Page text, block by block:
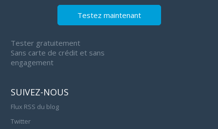
Testez maintenant
Tester gratuitement
Sans carte de crédit et sans
engagement
SUIVEZ-NOUS
Flux RSS du blog
Twitter